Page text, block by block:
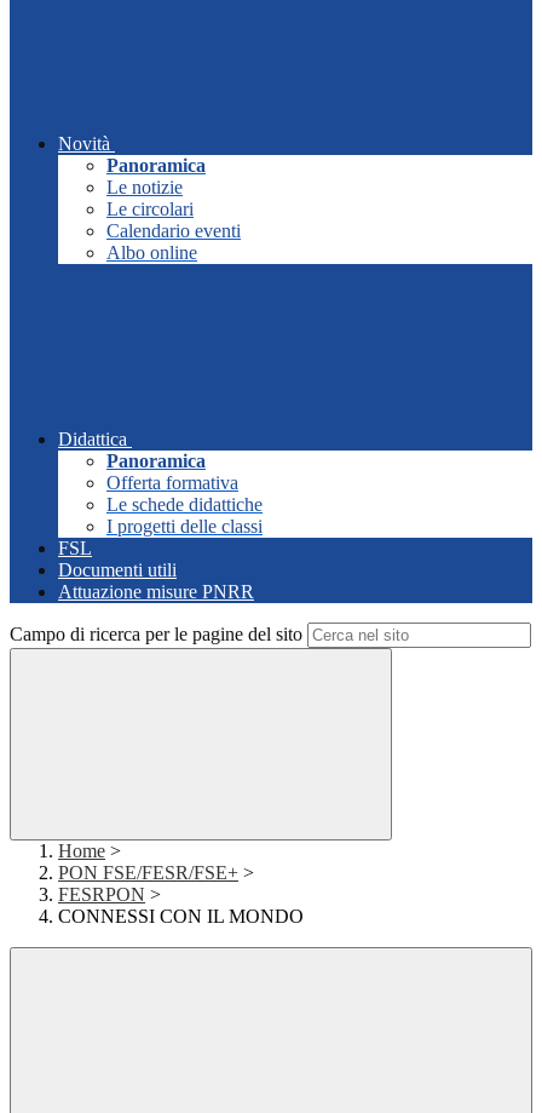
Novità
Panoramica
Le notizie
Le circolari
Calendario eventi
Albo online
Didattica
Panoramica
Offerta formativa
Le schede didattiche
I progetti delle classi
FSL
Documenti utili
Attuazione misure PNRR
Campo di ricerca per le pagine del sito
Home >
PON FSE/FESR/FSE+ >
FESRPON >
CONNESSI CON IL MONDO